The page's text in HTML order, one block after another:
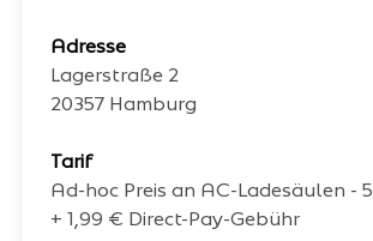
Adresse
Lagerstraße 2
20357 Hamburg
Tarif
Ad-hoc Preis an AC-Ladesäulen -
+ 1,99 € Direct-Pay-Gebühr